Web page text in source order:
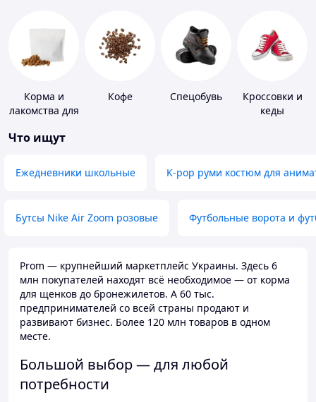
Корма и
лакомства для
животных и
Кофе Спецобувь
Кроссовки и
кеды
Что ищут
Ежедневники школьные K-pop руми костюм для
Бутсы Nike Air Zoom розовые Футбольные ворота и
Prom — крупнейший маркетплейс Украины. Здесь 6
млн покупателей находят всё необходимое — от корма
для щенков до бронежилетов. А 60 тыс.
предпринимателей со всей страны продают и
развивают бизнес. Более 120 млн товаров в одном
месте.
Большой выбор — для любой
потребности